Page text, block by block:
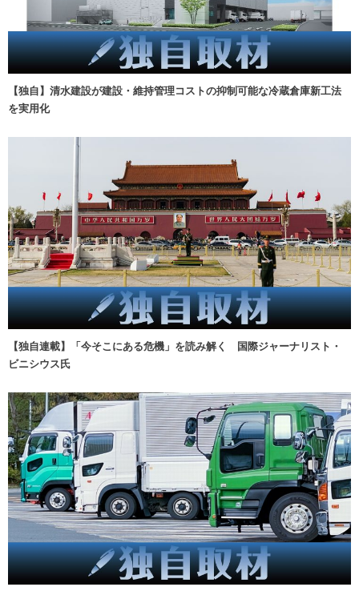
【独自】清水建設が建設・維持管理コストの抑制可能な冷蔵倉庫新工法
を実用化
【独自連載】「今そこにある危機」を読み解く 国際ジャーナリスト・
ビニシウス氏